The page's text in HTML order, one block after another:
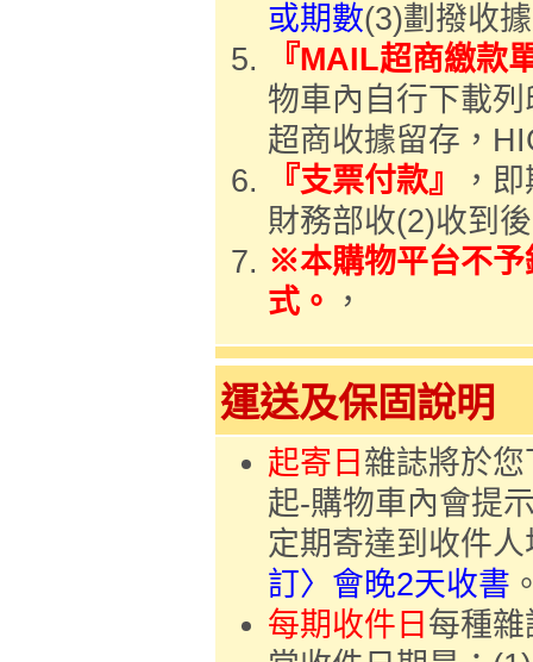
或期數(3)劃撥收
『MAIL超商繳款
物車內自行下載
超商收據留存，
『支票付款』
，
財務部收(2)收到
※本購物平台不予
式。 ，
運送及保固說明
起寄日 雜誌將於
起-購物車內會提
定期寄達到收件
訂〉會晚2天收書
每期收件日 每種